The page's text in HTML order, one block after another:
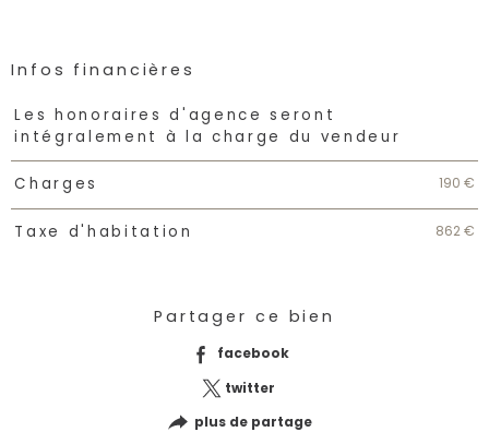
Infos financières
Caractéristiques Valeurs
Les honoraires d'agence seront
intégralement à la charge du vendeur
Charges 190 €
Taxe d'habitation 862 €
Partager ce bien
facebook
twitter
plus de partage